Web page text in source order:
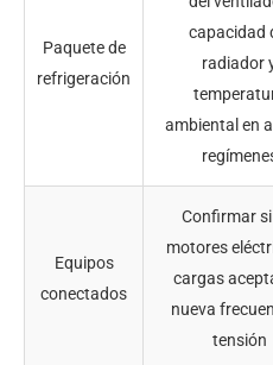
Paquete de
refrigeración
capacidad
radiador
ambiental en
Equipos
conectados
Confirmar
motores
cargas
nueva
tensión